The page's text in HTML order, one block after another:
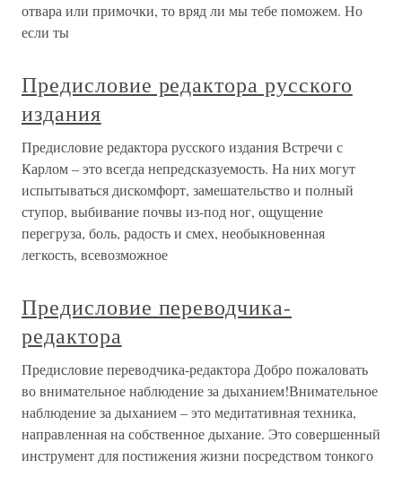
отвара или примочки, то вряд ли мы тебе поможем. Но
если ты
Предисловие редактора русского
издания
Предисловие редактора русского издания Встречи с
Карлом – это всегда непредсказуемость. На них могут
испытываться дискомфорт, замешательство и полный
ступор, выбивание почвы из-под ног, ощущение
перегруза, боль, радость и смех, необыкновенная
легкость, всевозможное
Предисловие переводчика-
редактора
Предисловие переводчика-редактора Добро пожаловать
во внимательное наблюдение за дыханием!Внимательное
наблюдение за дыханием – это медитативная техника,
направленная на собственное дыхание. Это совершенный
инструмент для постижения жизни посредством тонкого